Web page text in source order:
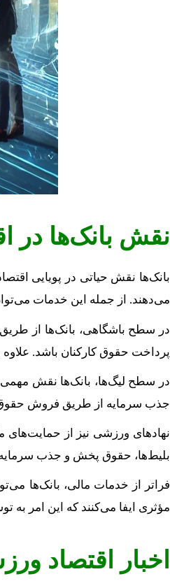
نقش بانک‌ها در
بانک‌ها نقش حیاتی در پویایی
می‌دهند. از جمله این خدمات
در سطح باشگاهی، بانک‌ها از
پرداخت حقوق کارکنان باشد.
در سطح لیگ‌ها، بانک‌ها نقش مهمی
جذب سرمایه از طریق فروش حقوق
نهادهای ورزشی نیز از حمایت‌های
بلیط‌ها، حقوق پخش و جذب سرمایه
فراتر از خدمات مالی، بانک‌ها
مؤثری ایفا می‌کنند که این امر
اخبار اقتصاد